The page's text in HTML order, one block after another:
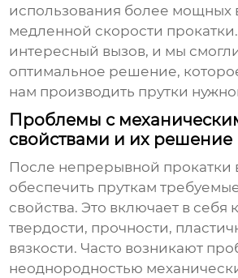
использования более мощных
медленной скорости
интересный вызов, и мы
оптимальное решение,
нам производить прутки
Проблемы с
свойствами и их решение
После непрерывной прокатки
обеспечить пруткам
свойства. Это включает в себя
твердости, прочности,
вязкости. Часто возникают
неоднородностью